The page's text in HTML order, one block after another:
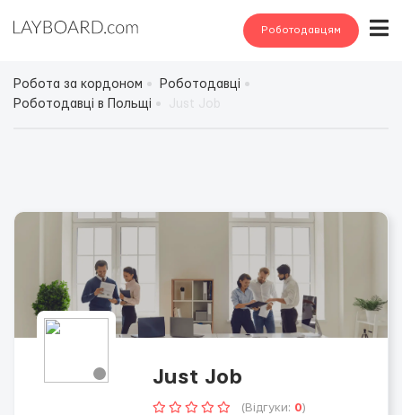
Роботодавцям
Робота за кордоном
Роботодавці
Роботодавці в Польщі
Just Job
(Відгуки: 0)